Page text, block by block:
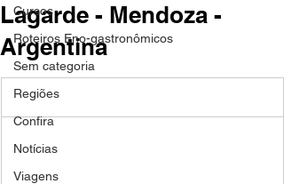
Cursos
Roteiros Eno-gastronômicos
Sem categoria
Regiões
Confira
Notícias
Viagens
Lagarde - Mendoza -
Argentina